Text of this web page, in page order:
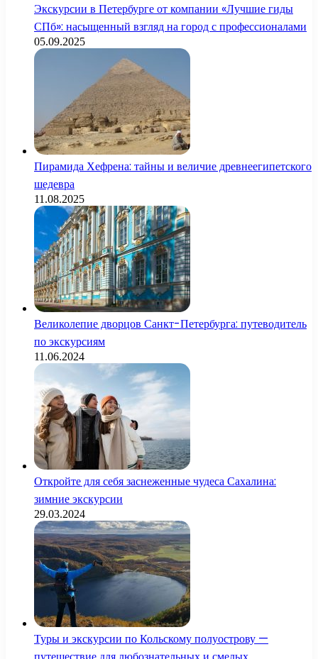
Экскурсии в Петербурге от компании «Лучшие гиды
СПб»: насыщенный взгляд на город с профессионалами
05.09.2025
Пирамида Хефрена: тайны и величие древнеегипетского
шедевра
11.08.2025
Великолепие дворцов Санкт-Петербурга: путеводитель
по экскурсиям
11.06.2024
Откройте для себя заснеженные чудеса Сахалина:
зимние экскурсии
29.03.2024
Туры и экскурсии по Кольскому полуострову —